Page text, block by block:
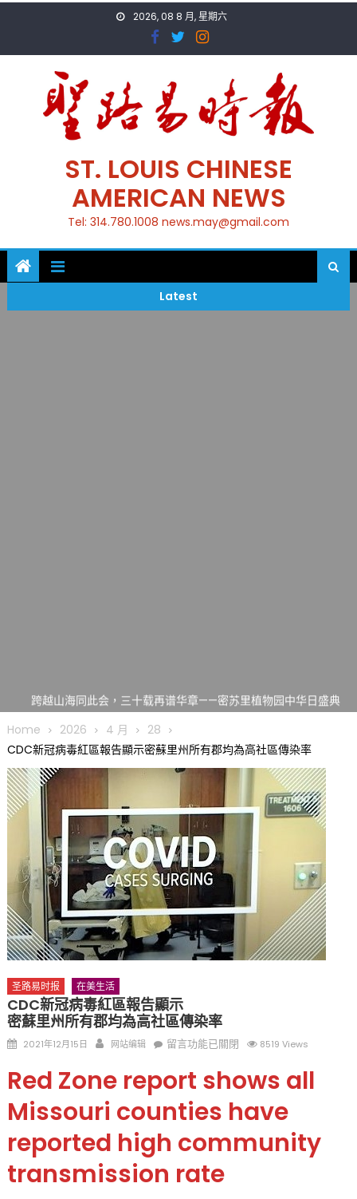
2026, 08 8 月, 星期六
ST. LOUIS CHINESE
AMERICAN NEWS
Tel: 314.780.1008 news.may@gmail.com
Latest
跨越山海同此会，三十载再谱华章——密苏里植物园中华日盛典
圆满举行
圣路易龙舟俱乐部5月16日龙舟体验日 邀请各界亲身体验划行乐
趣 + 水上竞速魅力
三十二载跨越时空的相逢
执掌密苏里植物园近四十年 致力推动全球植物多样性研究与中美
合作 Peter Raven 博士逝世 享年89岁
一晃三十年，初夏又相逢。中华日，等你来赴约 —— 密苏里植物
园“中华日三十周年特别报道（五）
筝声与琴韵交汇：刘励(Li Statler)与钢琴家Darek演绎一场古筝
与钢琴的精彩对话
Home 2026 4 月
28
CDC新冠病毒紅區報告顯示密蘇里州所有郡均為高社區傳染率
圣路易时报 在美生活
CDC新冠病毒紅區報告顯示
密蘇里州所有郡均為高社區傳染率
Posted
2021年12月15日 Author
网站编辑
在
新
病
毒
紅
區
留言功能已關閉 8519 Views
Red Zone report shows all
Missouri counties have
reported high community
transmission rate